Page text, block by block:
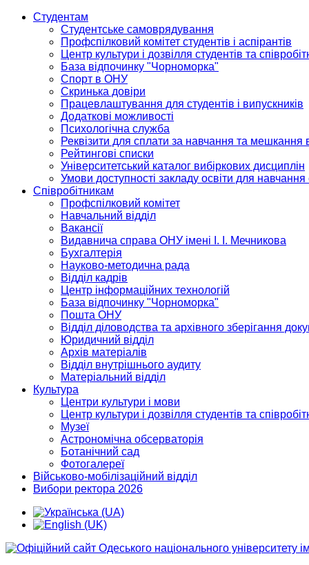
Студентам
Студентське самоврядування
Профспілковий комітет студентів і аспірантів
Центр культури і дозвілля студентів та
База відпочинку "Чорноморка"
Спорт в ОНУ
Скринька довіри
Працевлаштування для студентів і випускників
Додаткові можливості
Психологічна служба
Реквізити для сплати за навчання та мешкання
Рейтингові списки
Університетський каталог вибіркових дисциплін
Умови доступності закладу освіти для
Співробітникам
Профспілковий комітет
Навчальний відділ
Вакансії
Видавнича справа ОНУ імені І. І. Мечникова
Бухгалтерія
Науково-методична рада
Відділ кадрів
Центр інформаційних технологій
База відпочинку "Чорноморка"
Пошта ОНУ
Відділ діловодства та архівного зберігання
Юридичний відділ
Архів матеріалів
Відділ внутрішнього аудиту
Матеріальний відділ
Культура
Центри культури і мови
Центр культури і дозвілля студентів та
Музеї
Астрономічна обсерваторія
Ботанічний сад
Фотогалереї
Військово-мобілізаційний відділ
Вибори ректора 2026